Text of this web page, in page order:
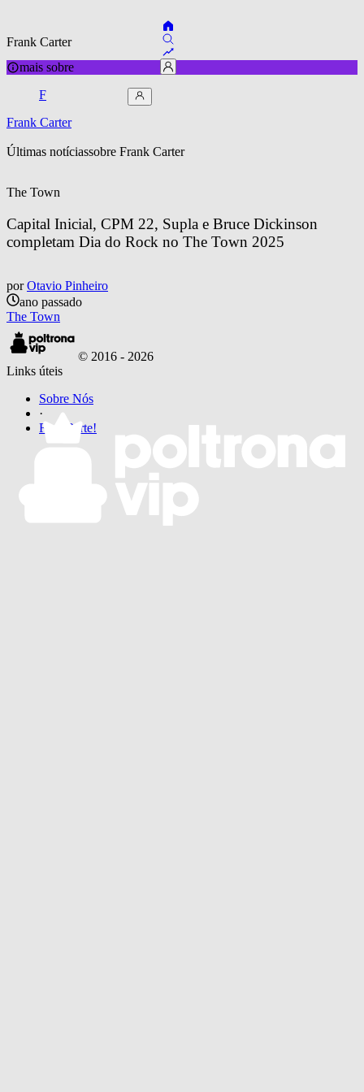
Frank Carter
mais sobre
F
Frank Carter
Últimas notíciassobre Frank Carter
The Town
Capital Inicial, CPM 22, Supla e Bruce Dickinson
completam Dia do Rock no The Town 2025
por Otavio Pinheiro
ano passado
The Town
© 2016 - 2026
Links úteis
Sobre Nós
·
Faça Parte!